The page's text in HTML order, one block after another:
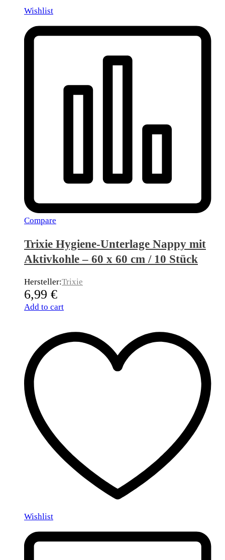
Wishlist
Compare
Trixie Hygiene-Unterlage Nappy mit
Aktivkohle – 60 x 60 cm / 10 Stück
Hersteller:Trixie
6,99 €
Add to cart
Wishlist